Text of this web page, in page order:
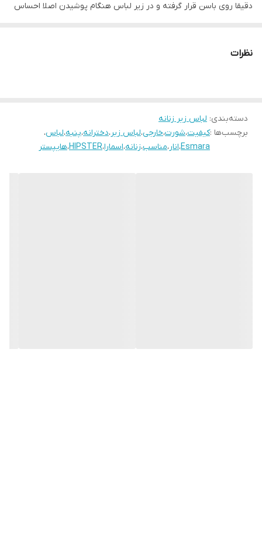
دقیقا روی باسن قرار گرفته و در زیر لباس هنگام پوشیدن اصلا احساس
فاق شورت هیپسترز نسبتا کوتاه است و برای دوران قاعدگی نیز گزینه
فروشگاه اینترنتی انار با انواع پوشاک، لباس، هودی، پافر، کاپشن، لباس
زیر، تاپ، سوتین، تیشرت، سویشرت، پولوشرت، ست لباس راحتی زنانه و
نظرات
دسته‌بندی: لباس زیر زنانه
برچسب‌ها :کیفیت،شورت،خارجی،لباس زیر،دخترانه،پنبه،لباس،
Esmara،انار،مناسب،زنانه،اسمارا،HIPSTER،هایپستر